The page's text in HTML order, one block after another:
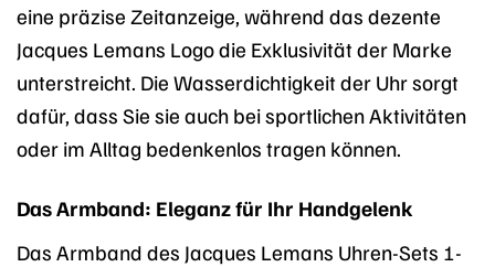
eine präzise Zeitanzeige, während das dezente
Jacques Lemans Logo die Exklusivität der Marke
unterstreicht. Die Wasserdichtigkeit der Uhr sorgt
dafür, dass Sie sie auch bei sportlichen Aktivitäten
oder im Alltag bedenkenlos tragen können.
Das Armband: Eleganz für Ihr Handgelenk
Das Armband des Jacques Lemans Uhren-Sets 1-